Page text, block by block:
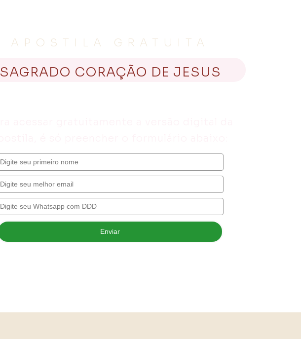
APOSTILA GRATUITA
SAGRADO CORAÇÃO DE JESUS
Enviar